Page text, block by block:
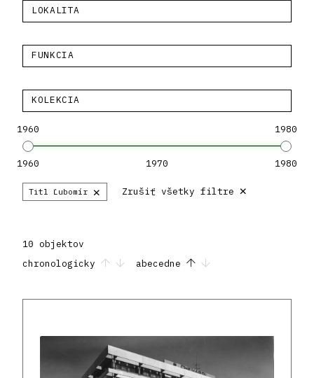
LOKALITA
FUNKCIA
KOLEKCIA
1960 1980
1960 1970 1980
Titl Ľubomír × Zrušiť všetky filtre ×
10 objektov
chronologicky
abecedne